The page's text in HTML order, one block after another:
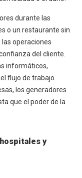
durante las
o un restaurante sin
operaciones
del cliente.
informáticos,
flujo de trabajo.
los generadores
que el poder de la
y